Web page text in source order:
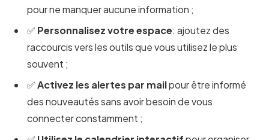
pour ne manquer aucune information ;
✅ Personnalisez votre espace: ajoutez des
raccourcis vers les outils que vous utilisez le plus
souvent ;
✅Activez les alertes par mailpour être informé
des nouveautés sans avoir besoin de vous
connecter constamment ;